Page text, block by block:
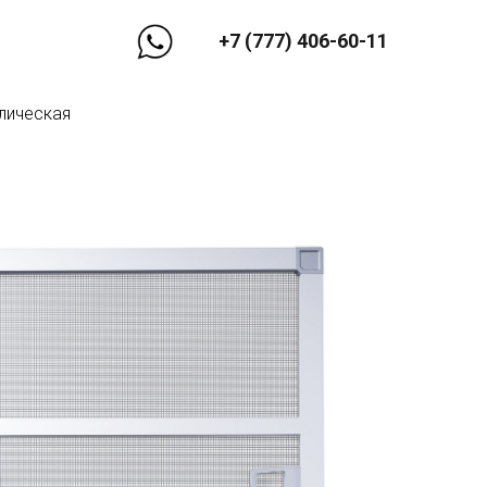
+7 (777) 406-60-11